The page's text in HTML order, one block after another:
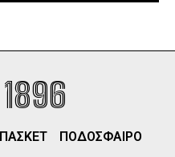
ΠΟΔΟΣΦΑΙΡΟ